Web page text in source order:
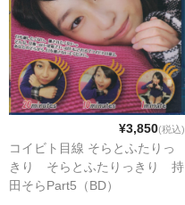
¥3,850(税込)
コイビト目線 そらとふたりっ
きり そらとふたりっきり 持
田そらPart5（BD）